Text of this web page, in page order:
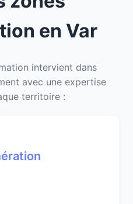
en Var
intervient dans
avec une expertise
territoire :